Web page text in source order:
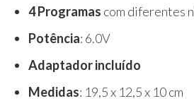
4 Programas com diferentes
Potência: 6.0V
Adaptador incluído
Medidas: 19,5 x 12,5 x 10 cm